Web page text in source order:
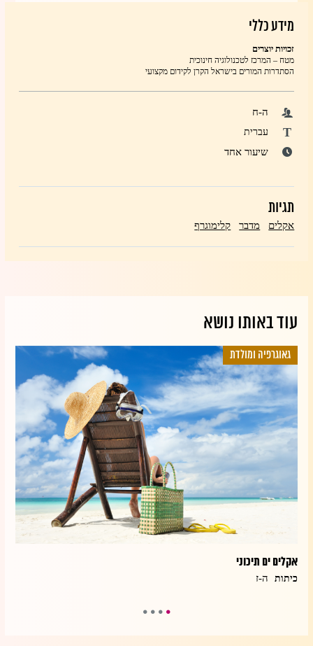
מידע כללי
זכויות יוצרים
מטח – המרכז לטכנולוגיה חינוכית
הסתדרות המורים בישראל הקרן לקידום מקצועי
ה-ח
T עברית
שיעור אחד
תגיות
אקלים מדבר קלימוגרף
עוד באותו נושא
גאוגרפיה ומולדת
אקלים ים תיכוני
כיתות ה-ז